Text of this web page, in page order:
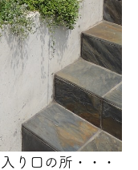
り口の所・・・